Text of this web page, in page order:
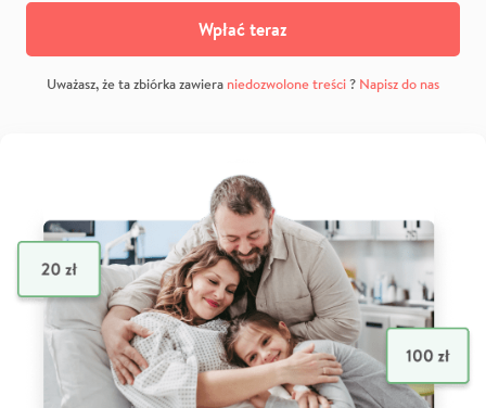
Wpłać teraz
Uważasz, że ta zbiórka zawiera niedozwolone treści? Napisz do nas